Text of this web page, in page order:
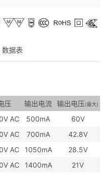
数据表
压 输出电流 输出电压(最大)
AC 500mA
60V
AC 700mA
42.8V
AC 1050mA
28.5V
AC 1400mA 21V